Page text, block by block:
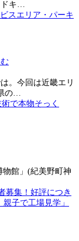
ドキ…
。今回は近畿エリ
の…
物館」(紀美野町神